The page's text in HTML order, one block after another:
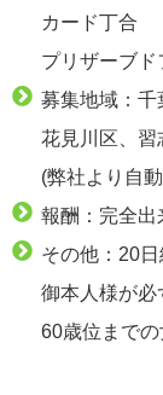
カード丁合
プリザーブド
募集地域：千
花見川区、習
(弊社より自
報酬：完全出
その他：20
御本人様が必
60歳位まで